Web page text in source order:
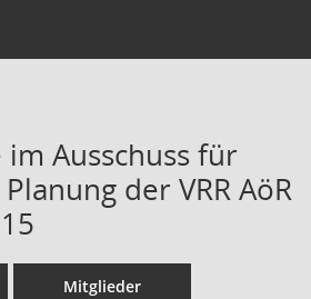
im Ausschuss für
der VRR AöR
Mitglieder